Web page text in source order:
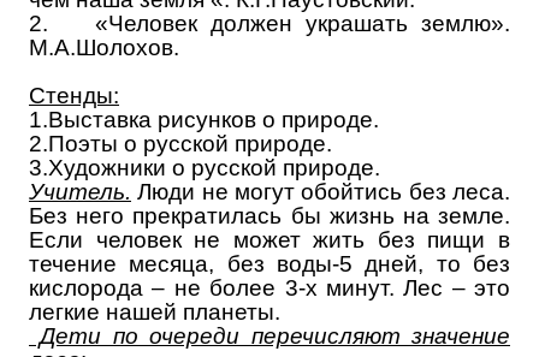
2.
«Человек должен украшать землю».
М.А.Шолохов.
Стенды:
1.Выставка рисунков о природе.
2.Поэты о русской природе.
3.Художники о русской природе.
Учитель. Люди не могут обойтись без леса.
Без него прекратилась бы жизнь на земле.
Если человек не может жить без пищи в
течение месяца, без воды-5 дней, то без
кислорода – не более 3-х минут. Лес – это
легкие нашей планеты.
Дети по очереди перечисляют значение